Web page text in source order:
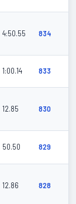
4:50.55 834
1:00.14 833
12.85 830
50.50 829
12.86 828